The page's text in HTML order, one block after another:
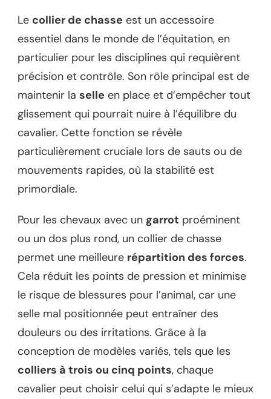
Le collier de chasse est un accessoire
essentiel dans le monde de l’équitation, en
particulier pour les disciplines qui requièrent
précision et contrôle. Son rôle principal est de
maintenir la selle en place et d’empêcher tout
glissement qui pourrait nuire à l’équilibre du
cavalier. Cette fonction se révèle
particulièrement cruciale lors de sauts ou de
mouvements rapides, où la stabilité est
primordiale.
Pour les chevaux avec un garrot proéminent
ou un dos plus rond, un collier de chasse
permet une meilleure répartition des forces.
Cela réduit les points de pression et minimise
le risque de blessures pour l’animal, car une
selle mal positionnée peut entraîner des
douleurs ou des irritations. Grâce à la
conception de modèles variés, tels que les
colliers à trois ou cinq points, chaque
cavalier peut choisir celui qui s’adapte le mieux